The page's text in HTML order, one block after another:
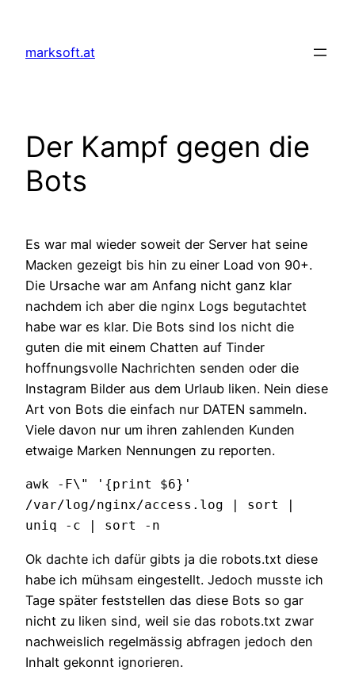
springen
marksoft.at
Der Kampf gegen die
Bots
Es war mal wieder soweit der Server hat seine
Macken gezeigt bis hin zu einer Load von 90+.
Die Ursache war am Anfang nicht ganz klar
nachdem ich aber die nginx Logs begutachtet
habe war es klar. Die Bots sind los nicht die
guten die mit einem Chatten auf Tinder
hoffnungsvolle Nachrichten senden oder die
Instagram Bilder aus dem Urlaub liken. Nein diese
Art von Bots die einfach nur DATEN sammeln.
Viele davon nur um ihren zahlenden Kunden
etwaige Marken Nennungen zu reporten.
awk -F\" '{print $6}'
/var/log/nginx/access.log | sort |
uniq -c | sort -n
Ok dachte ich dafür gibts ja die robots.txt diese
habe ich mühsam eingestellt. Jedoch musste ich
Tage später feststellen das diese Bots so gar
nicht zu liken sind, weil sie das robots.txt zwar
nachweislich regelmässig abfragen jedoch den
Inhalt gekonnt ignorieren.